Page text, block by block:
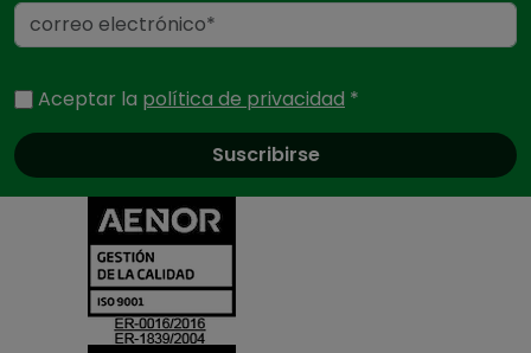
Correo electrónico
Aceptar la política de privacidad *